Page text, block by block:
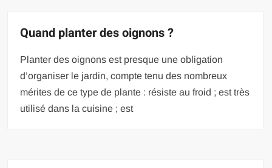
Quand planter des oignons ?
Planter des oignons est presque une obligation
d’organiser le jardin, compte tenu des nombreux
mérites de ce type de plante : résiste au froid ; est très
utilisé dans la cuisine ; est